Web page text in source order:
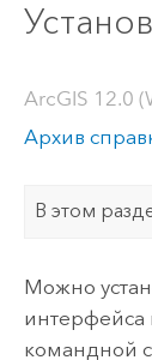
ArcGIS 12.0
Архив
В этом
Можно
интерфейса
командной